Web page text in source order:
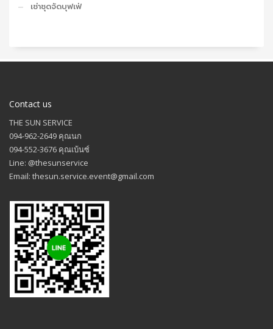
เช่าชุดจัดบุฟเฟ่
Contact us
THE SUN SERVICE
094-962-2649 คุณนก
094-552-3676 คุณเบ้นซ์
Line: @thesunservice
Email: thesun.service.event@gmail.com